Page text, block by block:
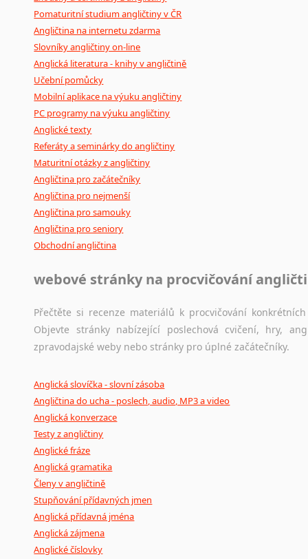
Pomaturitní studium angličtiny v ČR
Angličtina na internetu zdarma
Slovníky angličtiny on-line
Anglická literatura - knihy v angličtině
Učební pomůcky
Mobilní aplikace na výuku angličtiny
PC programy na výuku angličtiny
Anglické texty
Referáty a seminárky do angličtiny
Maturitní otázky z angličtiny
Angličtina pro začátečníky
Angličtina pro nejmenší
Angličtina pro samouky
Angličtina pro seniory
Obchodní angličtina
webové stránky na procvičování
Přečtěte si recenze materiálů k procvičování
Objevte stránky nabízející poslechová cvičení, hry,
zpravodajské weby nebo stránky pro úplné začátečníky.
Anglická slovíčka - slovní zásoba
Angličtina do ucha - poslech, audio, MP3 a video
Anglická konverzace
Testy z angličtiny
Anglické fráze
Anglická gramatika
Členy v angličtině
Stupňování přídavných jmen
Anglická přídavná jména
Anglická zájmena
Anglické číslovky